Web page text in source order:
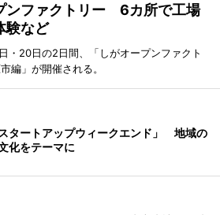
ンファクトリー 6カ所で工場
験など
・20日の2日間、「しがオープンファクト
編」が開催される。
タートアップウィークエンド」 地域の
化をテーマに